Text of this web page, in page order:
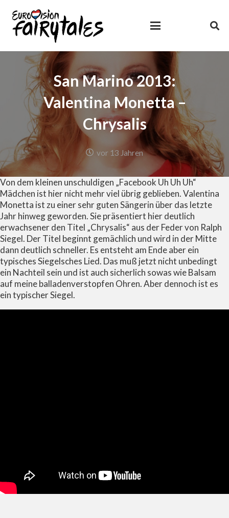
San Marino 2013:
Valentina Monetta –
Chrysalis
vor 13 Jahren
Von dem kleinen unschuldigen „Facebook Uh Uh Uh“
Mädchen ist hier nicht mehr viel übrig geblieben. Valentina
Monetta ist zu einer sehr guten Sängerin über das letzte
Jahr hinweg geworden. Sie präsentiert hier deutlich
erwachsener den Titel „Chrysalis“ aus der Feder von Ralph
Siegel. Der Titel beginnt gemächlich und wird in der Mitte
dann deutlich schneller. Es entsteht am Ende aber ein
typisches Siegelsches Lied. Das muß jetzt nicht unbedingt
ein Nachteil sein und ist auch sicherlich sowas wie Balsam
auf meine balladenverstopfen Ohren. Aber dennoch ist es
ein typischer Siegel.